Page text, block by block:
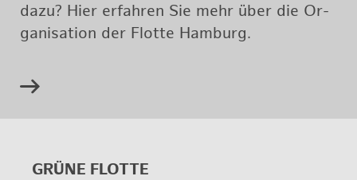
dazu? Hier er­fah­ren Sie mehr über die Or­
ga­ni­sa­ti­on der Flot­te Ham­burg.
GRÜNE FLOT­TE